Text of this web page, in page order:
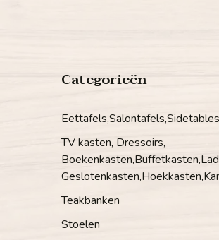
Categorieën
TV kasten, Dressoirs,
Teakbanken
Stoelen